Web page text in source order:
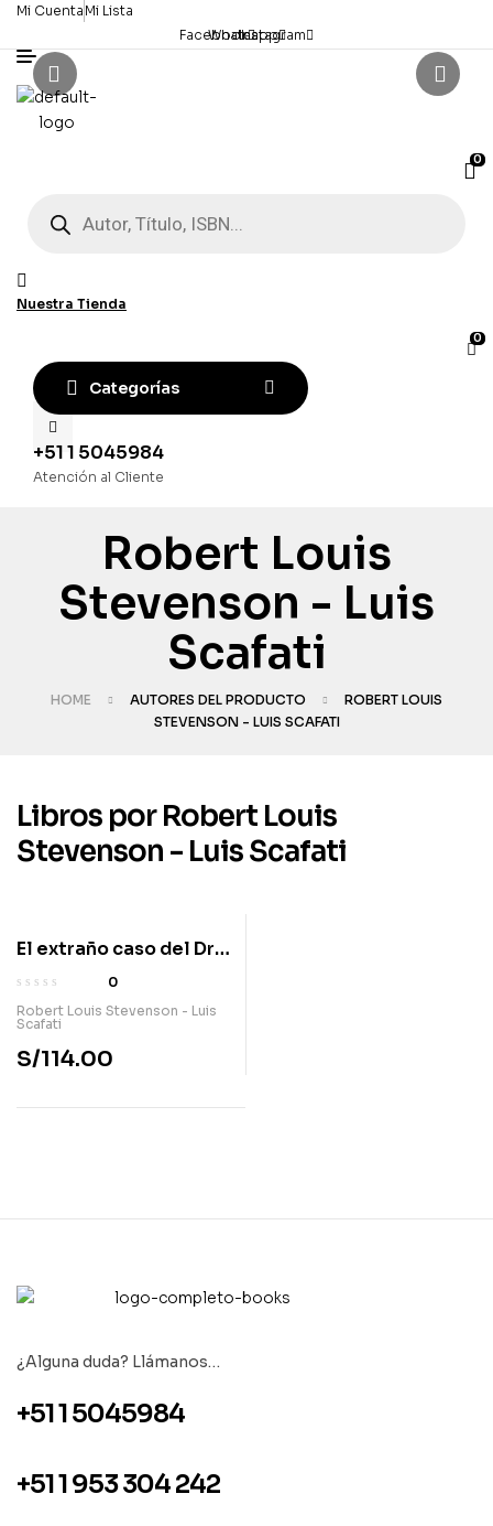
Mi Cuenta Mi Lista
Facebook
Whatsapp
Instagram
0
productos
Nuestra Tienda
0
Categorías
+51 1 5045984
Atención al Cliente
Robert Louis
Stevenson - Luis
Scafati
HOME AUTORES DEL PRODUCTO
ROBERT LOUIS
STEVENSON - LUIS SCAFATI
Libros por Robert Louis
Stevenson - Luis Scafati
El extraño caso del Dr.
Jekyll & Mr. Hyde
0
Robert Louis Stevenson - Luis
Scafati
S/114.00
¿Alguna duda? Llámanos…
+51 1 5045984
+51 1 953 304 242